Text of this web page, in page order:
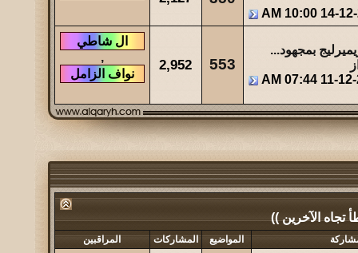
14-
10:00 AM
بمجهود...
11-
07:44 AM
553
2,952
,
تجاه الآخرين ))
المواضيع المشاركات المراقبين